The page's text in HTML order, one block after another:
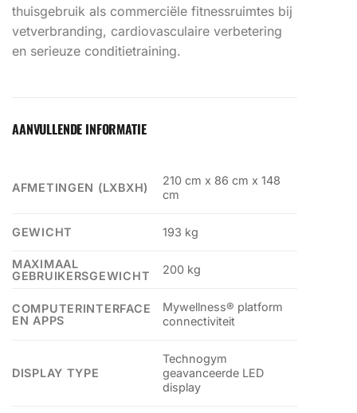
thuisgebruik als commerciële fitnessruimtes bij
vetverbranding, cardiovasculaire verbetering
en serieuze conditietraining.
AANVULLENDE INFORMATIE
AFMETINGEN (LXBXH)
210 cm x 86 cm x 148
cm
GEWICHT 193 kg
MAXIMAAL
GEBRUIKERSGEWICHT
200 kg
COMPUTERINTERFACE
EN APPS
Mywellness® platform
connectiviteit
DISPLAY TYPE
Technogym
geavanceerde LED
display